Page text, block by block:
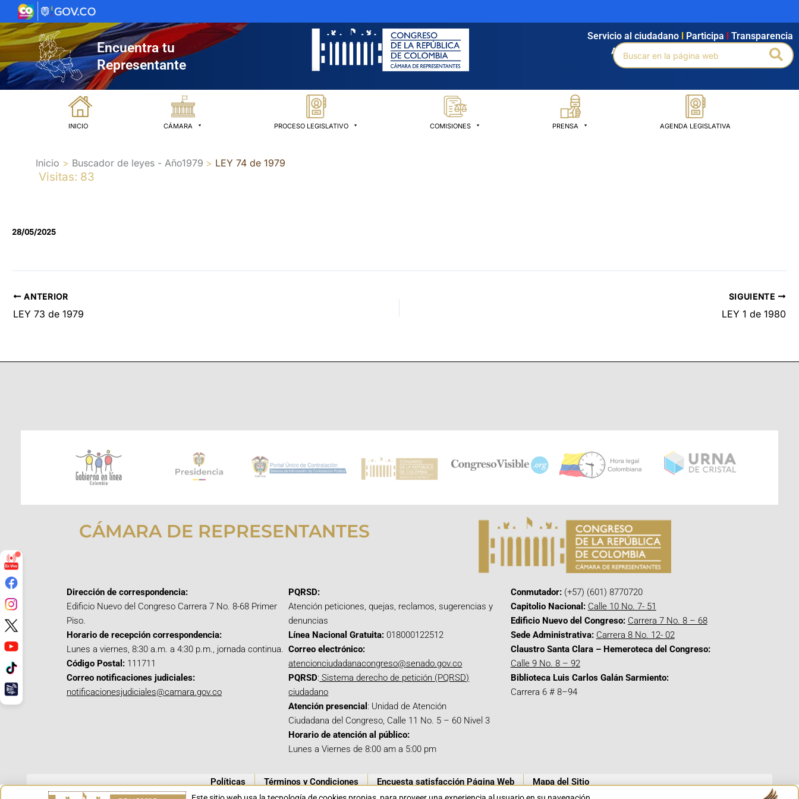
al
contenido
Encuentra tu
Representante
Agendamiento Intranet Búsqueda avanzada
Servicio al ciudadano Participa Transparencia
Buscar
por:
INICIO CÁMARA PROCESO LEGISLATIVO COMISIONES PRENSA AGENDA LEGISLATIVA
Inicio Buscador de leyes - Año1979 LEY 74 de 1979
Visitas: 83
28/05/2025
ANTERIOR
LEY 73 de 1979
SIGUIENTE
LEY 1 de 1980
CÁMARA DE REPRESENTANTES
Dirección de correspondencia:
Edificio Nuevo del Congreso Carrera 7 No. 8-68 Primer
Piso.
Horario de recepción correspondencia:
Lunes a viernes, 8:30 a.m. a 4:30 p.m., jornada continua.
Código Postal: 111711
Correo notificaciones judiciales:
notificacionesjudiciales@camara.gov.co
PQRSD:
Atención peticiones, quejas, reclamos, sugerencias y
denuncias
Línea Nacional Gratuita: 018000122512
Correo electrónico:
atencionciudadanacongreso@senado.gov.co
PQRSD: Sistema derecho de petición (PQRSD)
ciudadano
Atención presencial : Unidad de Atención
Ciudadana del Congreso, Calle 11 No. 5 – 60 Nivel 3
Horario de atención al público:
Lunes a Viernes de 8:00 am a 5:00 pm
Conmutador:(+57) (601) 8770720
Capitolio Nacional: Calle 10 No. 7- 51
Edificio Nuevo del Congreso: Carrera 7 No. 8 – 68
Sede Administrativa: Carrera 8 No. 12- 02
Claustro Santa Clara – Hemeroteca del Congreso:
Calle 9 No. 8 – 92
Biblioteca Luis Carlos Galán Sarmiento:
Carrera 6 # 8–94
Políticas Términos y Condiciones Encuesta satisfacción Página Web Mapa del Sitio